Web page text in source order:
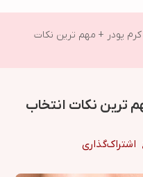
پودر + مهم ترین نکات
ترین نکات انتخاب
اشتراک‌گذاری